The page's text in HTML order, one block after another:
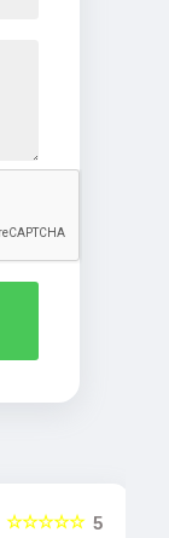
5
☆☆☆☆☆